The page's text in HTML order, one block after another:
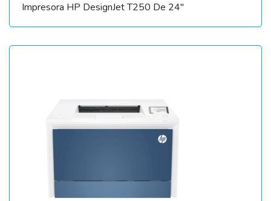
Impresora HP DesignJet T250 De 24″